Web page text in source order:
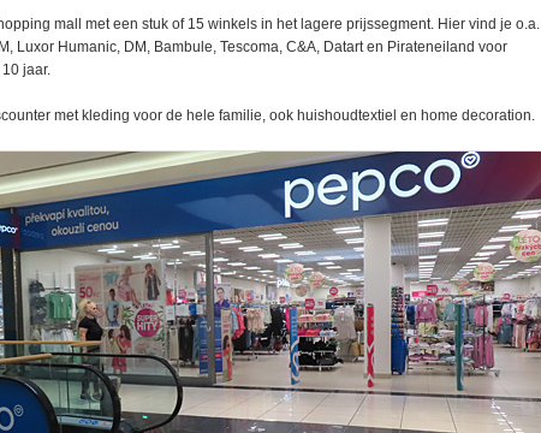
mall met een stuk of 15 winkels in het lagere prijssegment. Hier vind je o.a.
Luxor Humanic, DM, Bambule, Tescoma, C&A, Datart en Pirateneiland voor
jaar.
met kleding voor de hele familie, ook huishoudtextiel en home decoration.